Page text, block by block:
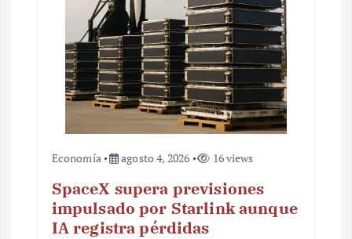
Economía agosto 4, 2026 16 views
SpaceX supera previsiones
impulsado por Starlink aunque
IA registra pérdidas